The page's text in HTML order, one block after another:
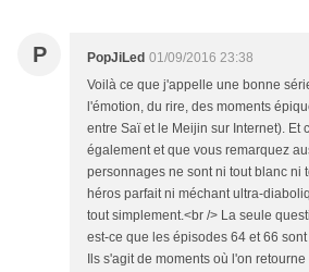
P PopJiLed 01/09/2016 23:38
Voilà ce que j'appelle une bonne
l'émotion, du rire, des moments
entre Saï et le Meijin sur Internet). Et
également et que vous remarquez
personnages ne sont ni tout blanc ni
héros parfait ni méchant ultra-
tout simplement.<br /> La seule
est-ce que les épisodes 64 et 66
Ils s'agit de moments où l'on